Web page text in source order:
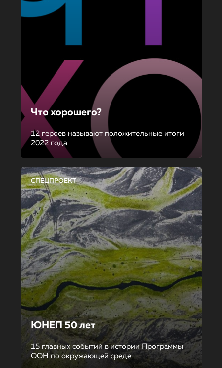
Что хорошего?
12 героев называют положительные итоги
2022 года
СПЕЦПРОЕКТ
ЮНЕП 50 лет
15 главных событий в истории Программы
ООН по окружающей среде